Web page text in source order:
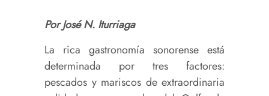
Por José N. Iturriaga
La rica gastronomía sonorense está
determinada por tres factores:
pescados y mariscos de extraordinaria